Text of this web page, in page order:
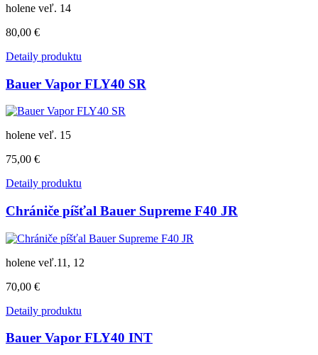
holene veľ. 14
80,00 €
Detaily produktu
Bauer Vapor FLY40 SR
holene veľ. 15
75,00 €
Detaily produktu
Chrániče píšťal Bauer Supreme F40 JR
holene veľ.11, 12
70,00 €
Detaily produktu
Bauer Vapor FLY40 INT